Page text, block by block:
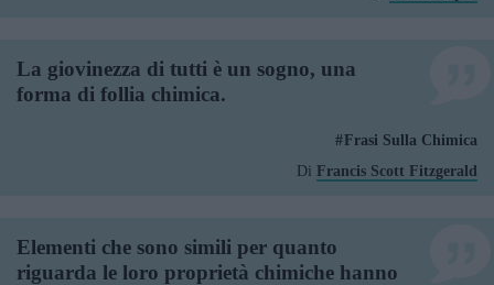
La giovinezza di tutti è un sogno, una
forma di follia chimica.
Frasi Sulla Chimica
Di Francis Scott Fitzgerald
Elementi che sono simili per quanto
riguarda le loro proprietà chimiche hanno